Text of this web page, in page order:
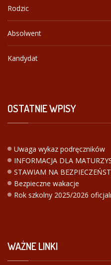
Rodzic
Absolwent
Kandydat
OSTATNIEWPISY
Uwaga wykaz podręczników
INFORMACJA DLA
STAWIAM NA
Bezpieczne wakacje
Rok szkolny 2025/2026
WAŻNELINKI